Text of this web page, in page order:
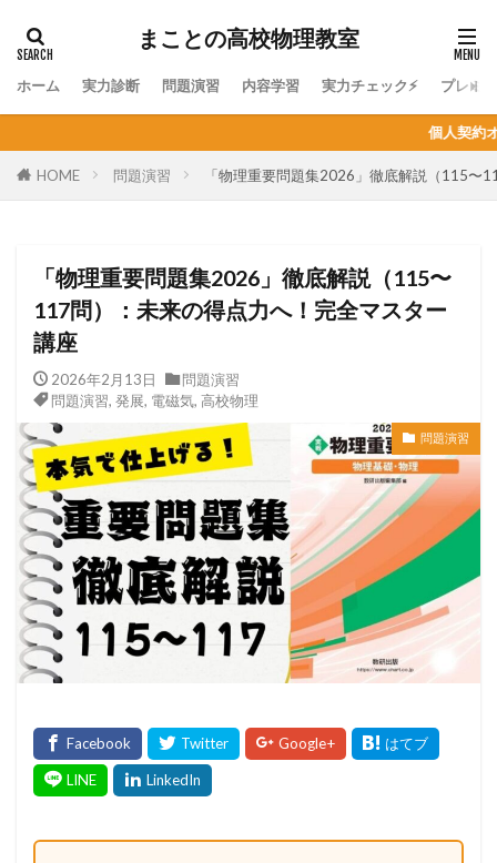
まことの高校物理教室
ホーム 実力診断 問題演習 内容学習 実力チェック⚡ プレミ
個人契約オンライン家庭教師の生徒
HOME 問題演習 「物理重要問題集2026」徹底解説（115〜
「物理重要問題集2026」徹底解説（115〜
117問）：未来の得点力へ！完全マスター
講座
2026年2月13日
問題演習
問題演習, 発展, 電磁気, 高校物理
問題演習